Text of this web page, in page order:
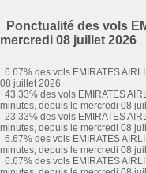
Ponctualité des vols
mercredi 08 juillet 2026
6.67% des vols EMIRATES
08 juillet 2026
43.33% des vols EMIRATES
minutes, depuis le mercredi 08
23.33% des vols EMIRATES
minutes, depuis le mercredi 08
6.67% des vols EMIRATES
minutes, depuis le mercredi 08
6.67% des vols EMIRATES